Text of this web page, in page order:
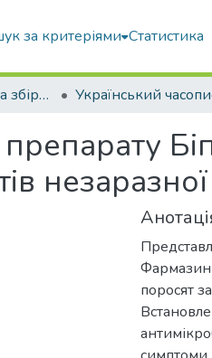
за критеріями Статистика
Наукові журнали та збірники видань
незаразної
Фармазин
поросят